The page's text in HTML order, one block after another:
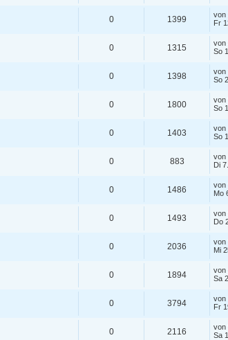
0 1399 von
Fr
0 1315 von
So
0 1398 von
So
0 1800 von
So
0 1403 von
So
0 883 von
Di
0 1486 von
Mo
0 1493 von
Do
0 2036 von
Mi
0 1894 von
Sa
0 3794 von
Fr
0 2116 von
Sa